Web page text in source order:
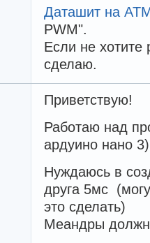
Даташит на
PWM".
Если не хотите
сделаю.
Приветствую!
Работаю над
ардуино нано 3)
Нуждаюсь в
друга 5мс
это сделать)
Меандры